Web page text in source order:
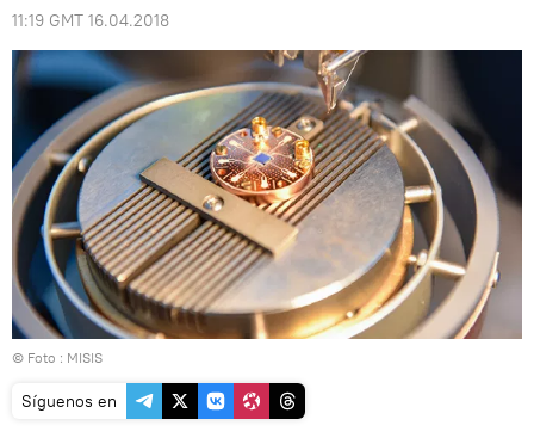
11:19 GMT 16.04.2018
© Foto : MISIS
Síguenos en